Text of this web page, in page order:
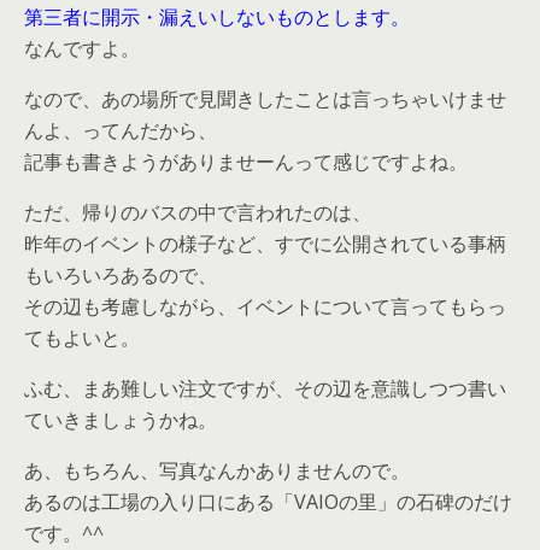
第三者に開示・漏えいしないものとします。
なんですよ。
なので、あの場所で見聞きしたことは言っちゃいけませ
んよ、ってんだから、
記事も書きようがありませーんって感じですよね。
ただ、帰りのバスの中で言われたのは、
昨年のイベントの様子など、すでに公開されている事柄
もいろいろあるので、
その辺も考慮しながら、イベントについて言ってもらっ
てもよいと。
ふむ、まあ難しい注文ですが、その辺を意識しつつ書い
ていきましょうかね。
あ、もちろん、写真なんかありませんので。
あるのは工場の入り口にある「VAIOの里」の石碑のだけ
です。^^